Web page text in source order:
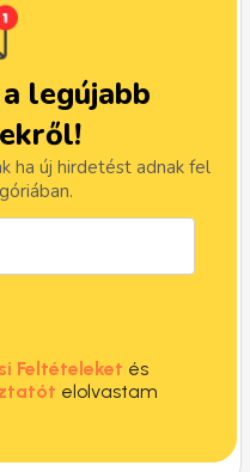
legújabb
ha új hirdetést adnak fel
Feltételeket és
elolvastam